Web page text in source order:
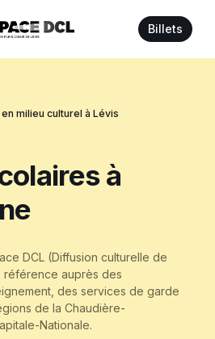
Billets
milieu culturel à Lévis
à
DCL (Diffusion culturelle de
référence auprès des
des services de garde
de la Chaudière-
Nationale.